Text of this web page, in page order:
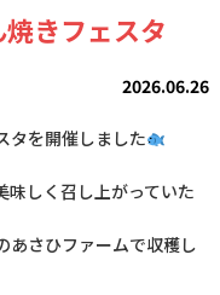
きフェスタ
2026.06.26
タを開催しました
味しく召し上がっていた
あさひファームで収穫し